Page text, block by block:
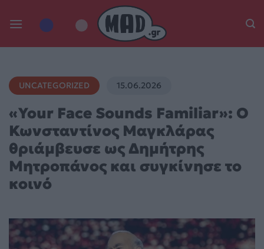
UNCATEGORIZED 15.06.2026
«Your Face Sounds Familiar»: Ο
Κωνσταντίνος Μαγκλάρας
θριάμβευσε ως Δημήτρης
Μητροπάνος και συγκίνησε το
κοινό